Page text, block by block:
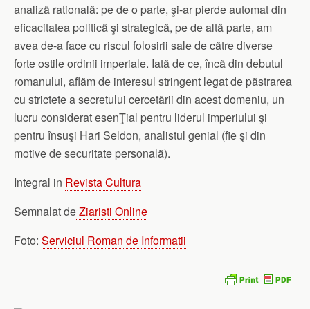
analizã rationalã: pe de o parte, şi-ar pierde automat din
eficacitatea politicã şi strategicã, pe de altã parte, am
avea de-a face cu riscul folosirii sale de cãtre diverse
forte ostile ordinii imperiale. Iatã de ce, încã din debutul
romanului, aflãm de interesul stringent legat de pãstrarea
cu strictete a secretului cercetãrii din acest domeniu, un
lucru considerat esenŢial pentru liderul imperiului şi
pentru însuşi Hari Seldon, analistul genial (fie şi din
motive de securitate personalã).
Integral in Revista Cultura
Semnalat deZiaristi Online
Foto: Serviciul Roman de Informatii